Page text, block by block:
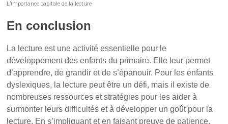
L’importance capitale de la lecture
En conclusion
La lecture est une activité essentielle pour le
développement des enfants du primaire. Elle leur permet
d’apprendre, de grandir et de s’épanouir. Pour les enfants
dyslexiques, la lecture peut être un défi, mais il existe de
nombreuses ressources et stratégies pour les aider à
surmonter leurs difficultés et à développer un goût pour la
lecture. En s’impliquant et en faisant preuve de patience,